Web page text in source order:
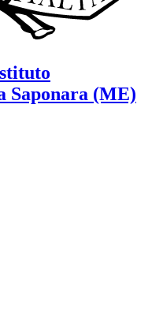
Saponara (ME)